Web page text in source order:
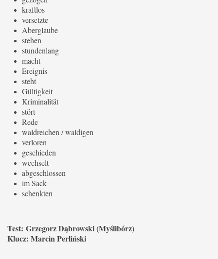
kraftlos
versetzte
Aberglaube
stehen
stundenlang
macht
Ereignis
steht
Gültigkeit
Kriminalität
stört
Rede
waldreichen / waldigen
verloren
geschieden
wechselt
abgeschlossen
im Sack
schenkten
Test: Grzegorz Dąbrowski (Myślibórz)
Klucz: Marcin Perliński